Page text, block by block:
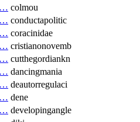
… colmou
… conductapolitic
… coracinidae
… cristianonovemb
… cutthegordiankn
… dancingmania
… deautorregulaci
… dene
… developingangle